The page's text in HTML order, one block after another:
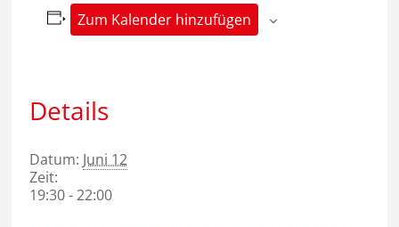
Zum Kalender hinzufügen
Details
Datum: Juni 12
Zeit:
19:30 - 22:00